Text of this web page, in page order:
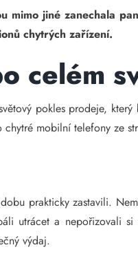
jiné zanechala
chytrých zařízení.
celém
pokles prodeje,
mobilní telefony ze
prakticky zastavili.
utrácet a nepořizovali
výdaj.